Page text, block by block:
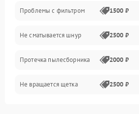
Проблемы с фильтром 1500 ₽
Не сматывается шнур 2500 ₽
Протечка пылесборника 2000 ₽
Не вращается щетка 2500 ₽